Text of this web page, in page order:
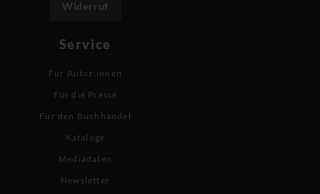
Widerruf
Service
Für Autor:innen
Für die Presse
Für den Buchhandel
Kataloge
Mediadaten
Newsletter